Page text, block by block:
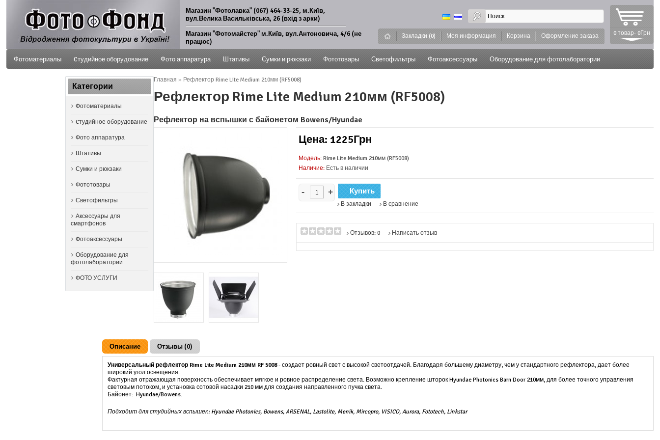
Магазин "Фотолавка" (067) 464-33-25, м.Київ,
вул.Велика Васильківська, 26 (вхід з арки)
Магазин "Фотомайстер" м.Київ, вул.Антоновича, 4/6 (не
працює)
0 товар- 0Грн
Закладки (0) Моя информация Корзина Оформление заказа
Фотоматериалы Cтудийное оборудование Фото аппаратура Штативы Сумки и рюкзаки Фототовары Светофильтры Фотоаксессуары Оборудование для фотолаборатории
Категории
Фотоматериалы
Cтудийное оборудование
Фото аппаратура
Штативы
Сумки и рюкзаки
Фототовары
Светофильтры
Аксессуары для
смартфонов
Фотоаксессуары
Оборудование для
фотолаборатории
ФОТО УСЛУГИ
Главная » Рефлектор Rime Lite Medium 210мм (RF5008)
Рефлектор Rime Lite Medium 210мм (RF5008)
Рефлектор на вспышки с байонетом Bowens/Hyundae
Цена: 1225Грн
Модель: Rime Lite Medium 210мм (RF5008)
Наличие: Есть в наличии
- +
В закладки В сравнение
Отзывов: 0 Написать отзыв
Описание Отзывы (0)
Универсальный рефлектор Rime Lite Medium 210мм RF 5008- создает ровный свет с высокой светоотдачей. Благодаря большему диаметру, чем у стандартного рефлектора, дает более
широкий угол освещения.
Фактурная отражающая поверхность обеспечивает мягкое и ровное распределение света. Возможно крепление шторок Hyundae Photonics Barn Door 210мм, для более точного управления
световым потоком, и установка сотовой насадки 210 мм для создания направленного пучка света.
Байонет: Hyundae/Bowens.
Подходит для студийных вспышек: Hyundae Photonics, Bowens, ARSENAL, Lastolite, Menik, Mircopro, VISICO, Aurora, Fototech, Linkstar